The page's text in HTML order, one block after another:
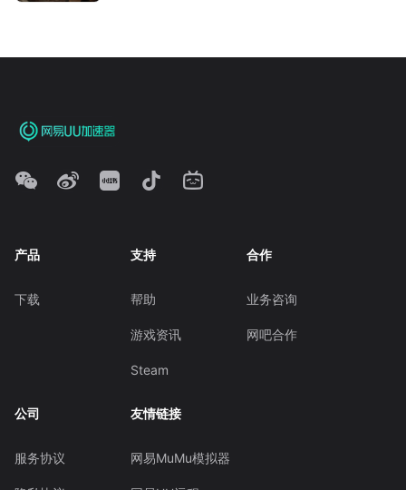
产品
下载
支持
帮助
游戏资讯
Steam
合作
业务咨询
网吧合作
公司
服务协议
友情链接
网易MuMu模拟器